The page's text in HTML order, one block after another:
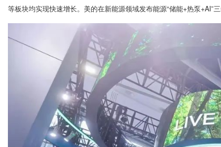
等板块均实现快速增长。美的在新能源领域发布能源“储能+热泵+AI”